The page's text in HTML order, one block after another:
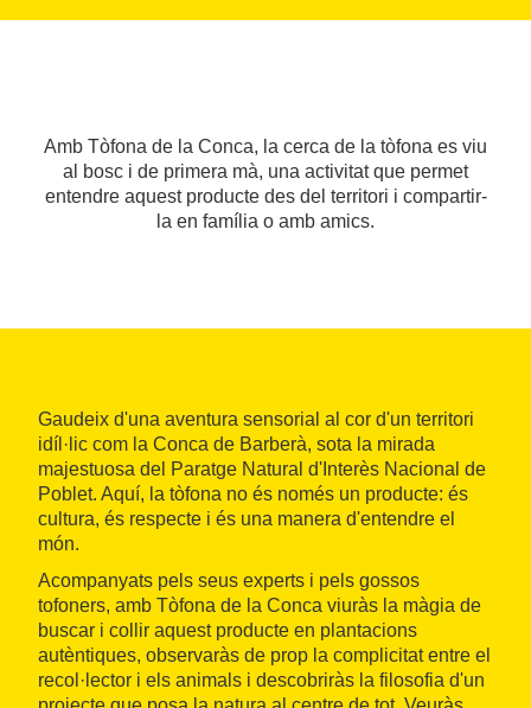
Amb Tòfona de la Conca, la cerca de la tòfona es viu
al bosc i de primera mà, una activitat que permet
entendre aquest producte des del territori i compartir-
la en família o amb amics.
Gaudeix d'una aventura sensorial al cor d'un territori
idíl·lic com la Conca de Barberà, sota la mirada
majestuosa del Paratge Natural d'Interès Nacional de
Poblet. Aquí, la tòfona no és només un producte: és
cultura, és respecte i és una manera d'entendre el
món.
Acompanyats pels seus experts i pels gossos
tofoners, amb Tòfona de la Conca viuràs la màgia de
buscar i collir aquest producte en plantacions
autèntiques, observaràs de prop la complicitat entre el
recol·lector i els animals i descobriràs la filosofia d'un